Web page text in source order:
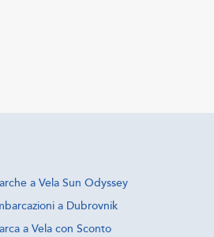
a Vela Sun Odyssey
a Dubrovnik
a Vela con Sconto